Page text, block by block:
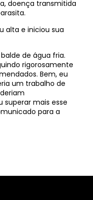
doença transmitida
alta e iniciou sua
de água fria.
rigorosamente
Bem, eu
um trabalho de
superar mais esse
para a